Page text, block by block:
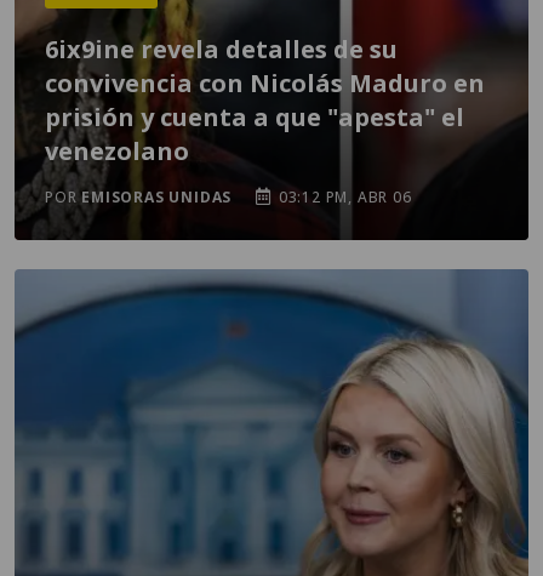
6ix9ine revela detalles de su
convivencia con Nicolás Maduro en
prisión y cuenta a que "apesta" el
venezolano
POREMISORAS UNIDAS 03:12 PM, ABR 06